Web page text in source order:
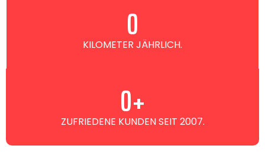
KILOMETER JÄHRLICH.
0
ZUFRIEDENE KUNDEN SEIT 2007.
0+